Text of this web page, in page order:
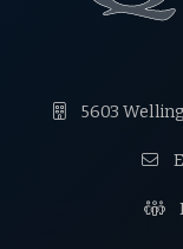
 5603

